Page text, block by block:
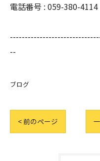
電話番号 : 059-380-4114
--
ブログ
< 前のページ